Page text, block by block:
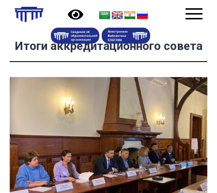
Итоги аккредитационного совета